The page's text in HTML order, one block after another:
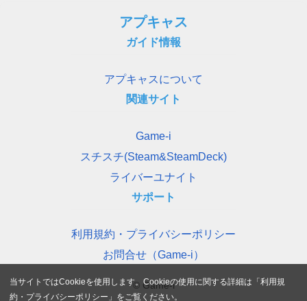
アプキャス
ガイド情報
アプキャスについて
関連サイト
Game-i
スチスチ(Steam&SteamDeck)
ライバーユナイト
サポート
利用規約・プライバシーポリシー
お問合せ（Game-i）
© Game-i
当サイトではCookieを使用します。Cookieの使用に関する詳細は「利用規
約・プライバシーポリシー 」をご覧ください。